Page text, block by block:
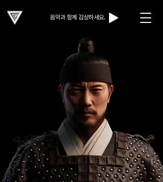
음악과 함께 감상하세요.